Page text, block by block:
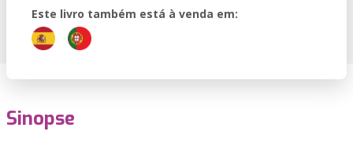
Este livro também está à venda em:
Sinopse